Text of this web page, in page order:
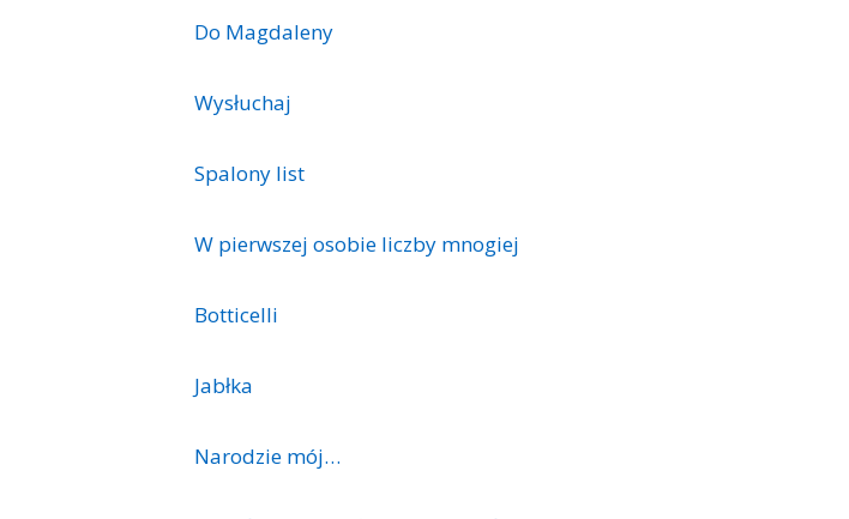
Do Magdaleny
Wysłuchaj
Spalony list
W pierwszej osobie liczby mnogiej
Botticelli
Jabłka
Narodzie mój…